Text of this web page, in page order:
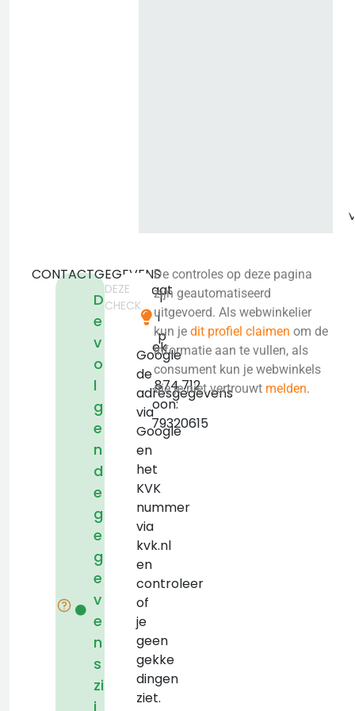
CONTACTGEGEVENS
D
e
v
o
l
g
e
n
d
e
g
e
g
e
v
e
n
s
zi
j
Lostraat
85
1703
Dilbeek
KVK:
0568.874.712
Telefoon:
+32479320615
T
i
p
Google
de
adresgegevens
via
Google
en
het
KVK
nummer
via
kvk.nl
en
controleer
of
je
geen
gekke
dingen
ziet.
DEZE
CHECK
De controles op deze pagina
zijn geautomatiseerd
uitgevoerd. Als webwinkelier
kun je dit profiel claimen om de
informatie aan te vullen, als
consument kun je webwinkels
die je niet vertrouwt melden.